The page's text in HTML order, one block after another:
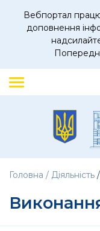
Вебпортал
доповнення
Головна Діяльність